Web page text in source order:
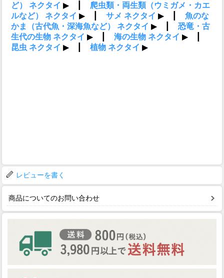
レビューを書く
商品についてのお問い合わせ